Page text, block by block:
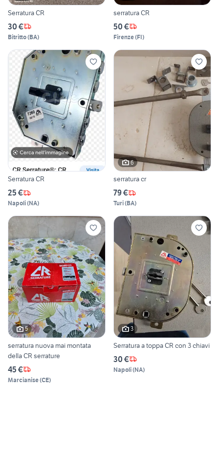
Serratura CR
30 €
Bitritto(BA)
serratura CR
50 €
Firenze(FI)
Serratura CR
25 €
Napoli(NA)
6
serratura cr
79 €
Turi(BA)
5
serratura nuova mai montata
della CR serrature
45 €
Marcianise(CE)
3
Serratura a toppa CR con 3 chiavi
30 €
Napoli(NA)